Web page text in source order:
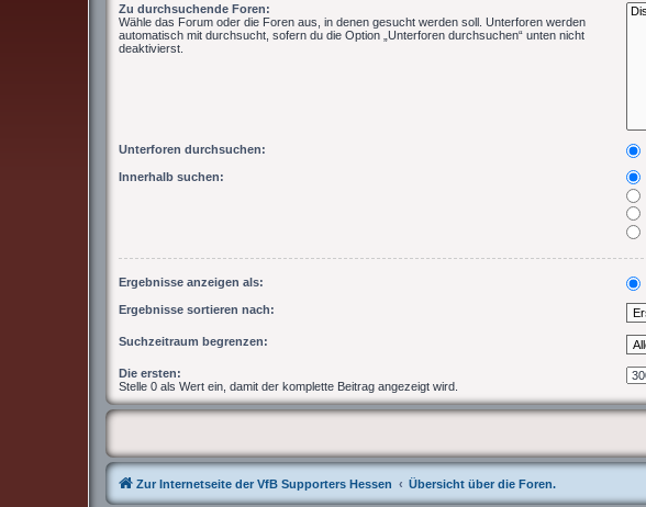
Zu durchsuchende Foren:
Wähle das Forum oder die Foren aus, in denen gesucht werden soll. Unterforen werden
automatisch mit durchsucht, sofern du die Option „Unterforen durchsuchen“ unten nicht
deaktivierst.
Unterforen durchsuchen:
Innerhalb suchen:
Ergebnisse anzeigen als:
Ergebnisse sortieren nach:
Suchzeitraum begrenzen:
Die ersten:
Stelle 0 als Wert ein, damit der komplette Beitrag angezeigt wird.
Zur Internetseite der VfB Supporters Hessen Übersicht über die Foren.